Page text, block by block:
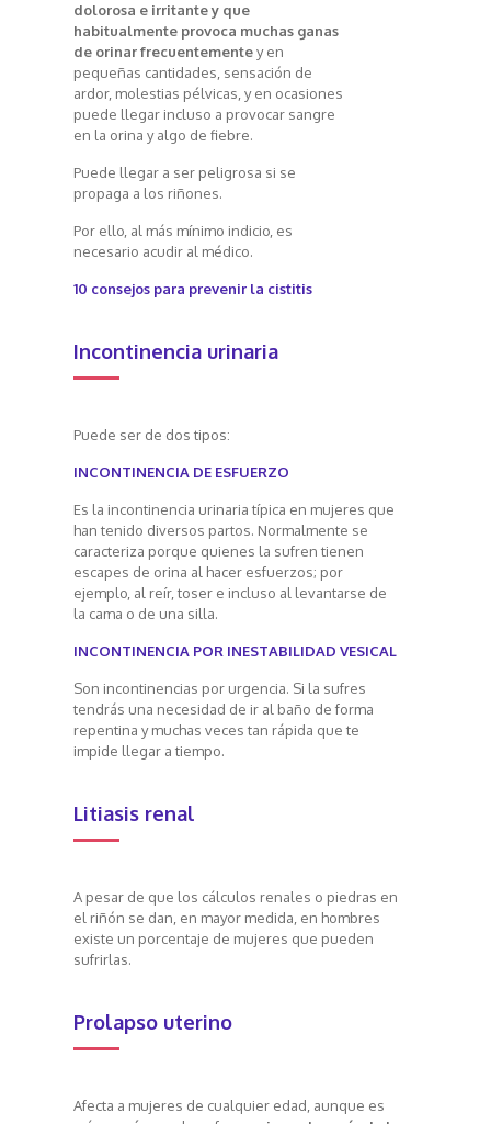
dolorosa e irritante y que
habitualmente provoca muchas ganas
de orinar frecuentementey en
pequeñas cantidades, sensación de
ardor, molestias pélvicas, y en ocasiones
puede llegar incluso a provocar sangre
en la orina y algo de fiebre.
Puede llegar a ser peligrosa si se
propaga a los riñones.
Por ello, al más mínimo indicio, es
necesario acudir al médico.
10 consejos para prevenir la cistitis
Incontinencia urinaria
Puede ser de dos tipos:
INCONTINENCIA DE ESFUERZO
Es la incontinencia urinaria típica en mujeres que
han tenido diversos partos. Normalmente se
caracteriza porque quienes la sufren tienen
escapes de orina al hacer esfuerzos; por
ejemplo, al reír, toser e incluso al levantarse de
la cama o de una silla.
INCONTINENCIA POR INESTABILIDAD VESICAL
Son incontinencias por urgencia. Si la sufres
tendrás una necesidad de ir al baño de forma
repentina y muchas veces tan rápida que te
impide llegar a tiempo.
Litiasis renal
A pesar de que los cálculos renales o piedras en
el riñón se dan, en mayor medida, en hombres
existe un porcentaje de mujeres que pueden
sufrirlas.
Prolapso uterino
Afecta a mujeres de cualquier edad, aunque es